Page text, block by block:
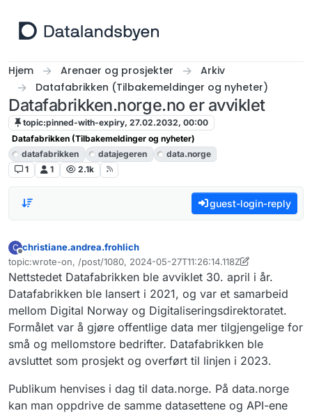
Hjem Arenaer og prosjekter
Arkiv
Datafabrikken (Tilbakemeldinger og nyheter)
Datafabrikken.norge.no er avviklet
topic:pinned-with-expiry, 27.02.2032, 00:00
Datafabrikken (Tilbakemeldinger og nyheter)
datafabrikken
datajegeren
data.norge
1
1 2.1k
guest-login-reply
C
Frakoblet
christiane.andrea.frohlich
topic:wrote-on, /post/1080, 2024-05-27T11:26:14.118Z
Sist endret av livar.bergheim6. mar. 2024, 07:48
Nettstedet Datafabrikken ble avviklet 30. april i år.
Datafabrikken ble lansert i 2021, og var et samarbeid
mellom Digital Norway og Digitaliseringsdirektoratet.
Formålet var å gjøre offentlige data mer tilgjengelige for
små og mellomstore bedrifter. Datafabrikken ble
avsluttet som prosjekt og overført til linjen i 2023.
Publikum henvises i dag til data.norge. På data.norge
kan man oppdrive de samme datasettene og API-ene